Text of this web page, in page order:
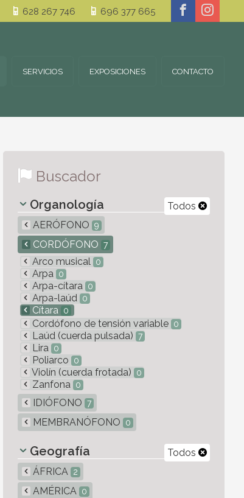
628 267 746 696 377 665
SERVICIOS EXPOSICIONES CONTACTO
Buscador
Todos
Organología
AERÓFONO 9
CORDÓFONO 7
Arco musical 0
Arpa 0
Arpa-cítara 0
Arpa-laúd 0
Cítara 0
Cordófono de tensión variable 0
Laúd (cuerda pulsada) 7
Lira 0
Poliarco 0
Violín (cuerda frotada) 0
Zanfona 0
IDIÓFONO 7
MEMBRANÓFONO 0
Todos
Geografía
ÁFRICA 2
AMÉRICA 0